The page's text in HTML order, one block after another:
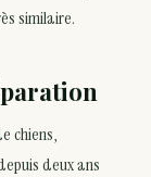
similaire.
chiens,
deux ans